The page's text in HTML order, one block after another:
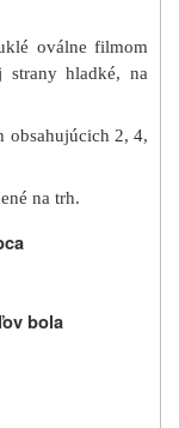
oválne filmom
strany hladké, na
obsahujúcich 2, 4,
na trh.
bola